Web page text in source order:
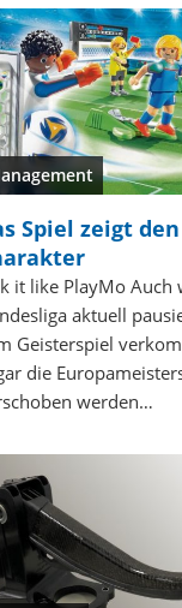
Spiel zeigt den
it like PlayMo Auch
aktuell
Geisterspiel
die
werden…